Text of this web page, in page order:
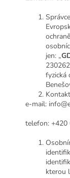
jen: „
fyzická
e-mail:
telefon:
kterou